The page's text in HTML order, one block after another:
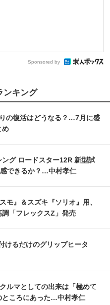
Sponsored by
ンキング
の復活はどうなる？…7月に盛
め
ング ロードスター12R 新型試
できるか？…中村孝仁
モ』＆スズキ『ソリオ』用、
「フレックスZ」発売
けるだけのグリップヒータ
ルマとしての出来は「極めて
ところにあった…中村孝仁